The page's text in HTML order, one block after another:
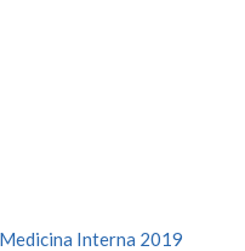
Interna 2019